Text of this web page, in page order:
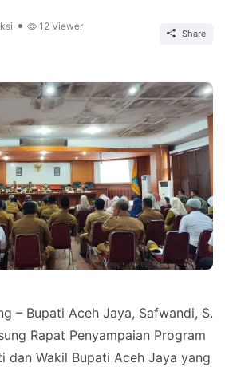
12 Viewer
Share
– Bupati Aceh Jaya, Safwandi, S.
Rapat Penyampaian Program
dan Wakil Bupati Aceh Jaya yang